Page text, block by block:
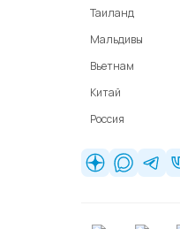
Таиланд
Мальдивы
Вьетнам
Китай
Россия